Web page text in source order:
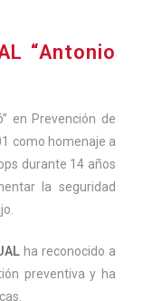
“Antonio
en Prevención de
como homenaje a
durante 14 años
la seguridad
ha reconocido a
preventiva y ha